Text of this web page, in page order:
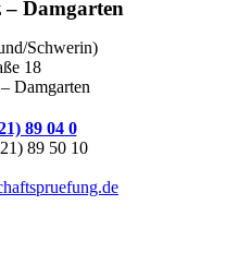
Damgarten
Schwerin)
18
Damgarten
89 04 0
89 50 10